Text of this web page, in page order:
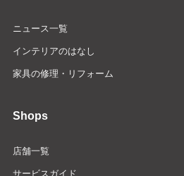
ニュース一覧
インテリアのはなし
家具の修理・リフォーム
Shops
店舗一覧
サービスガイド